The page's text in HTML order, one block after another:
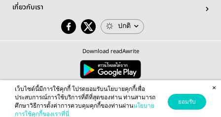
เกี่ยวกับเรา
ปกติ
Download readAwrite
© 2026 readAwrite.com by MEB Corporation Public Company Limited
This site is protected by reCAPTCHA and the Google Privacy Policy Terms of Serviceapply.
เว็บไซต์นี้มีการใช้คุกกี้ โปรดยอมรับนโยบายคุกกี้เพื่อ
ประสบการณ์การใช้บริการที่ดีที่สุดของท่าน ท่านสามารถ
ศึกษาวิธีการตั้งค่าการควบคุมคุกกี้ของท่านผ่านนโยบาย
การใช้คุกกี้ของเราที่นี่
ยอมรับ
×